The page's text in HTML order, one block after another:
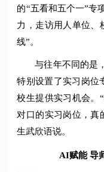
的“五看和五个一”专
力，走访用人单位、
线”。
与往年不同的是
特别设置了实习岗位
校生提供实习机会。
对口的实习岗位，真
生武欣语说。
AI赋能 导